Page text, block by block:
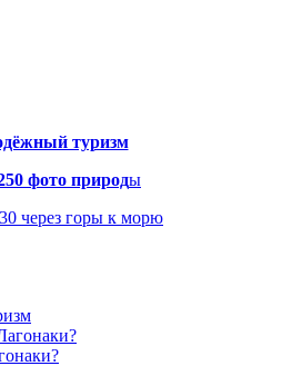
туризм
фото природы
через горы к морю